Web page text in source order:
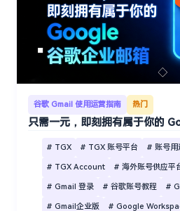
谷歌 Gmail 使用运营指南 热门
只需一元，即刻拥有属于你的
# TGX # TGX 账号平台 # 账号用
# TGX Account # 海外账号供应平
# Gmail 登录 # 谷歌账号教程 #
# Gmail企业版 # Google